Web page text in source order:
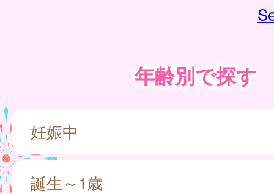
年齢別で探す
妊娠中
誕生～1歳